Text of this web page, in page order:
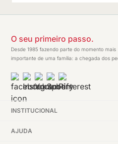
O seu primeiro passo.
Desde 1985 fazendo parte do momento mais
importante de uma família: a chegada dos
INSTITUCIONAL
AJUDA